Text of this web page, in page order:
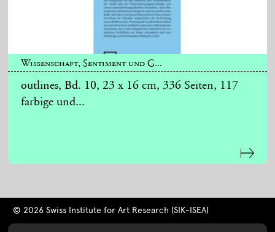
Wissenschaft, Sentiment und G...
outlines, Bd. 10, 23 x 16 cm, 336 Seiten, 117
farbige und...
© 2026 Swiss Institute for Art Research (SIK-ISEA)